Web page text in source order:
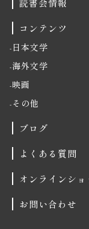
読書会情報
コンテンツ
日本文学
海外文学
映画
その他
ブログ
よくある質問
オンラインショ
お問い合わせ